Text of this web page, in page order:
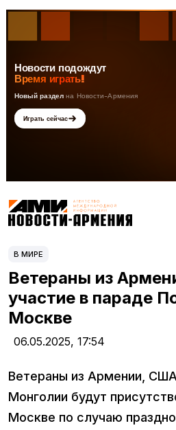
В МИРЕ
Ветераны из
участие в параде
Москве
06.05.2025, 17:54
Ветераны из Армении,
Монголии будут
Москве по случаю